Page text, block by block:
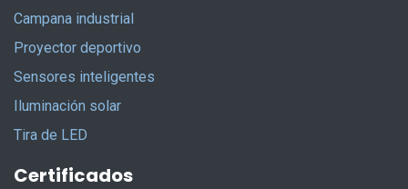
Campana industrial
Proyector deportivo
Sensores inteligentes
Iluminación solar
Tira de LED
Certificados